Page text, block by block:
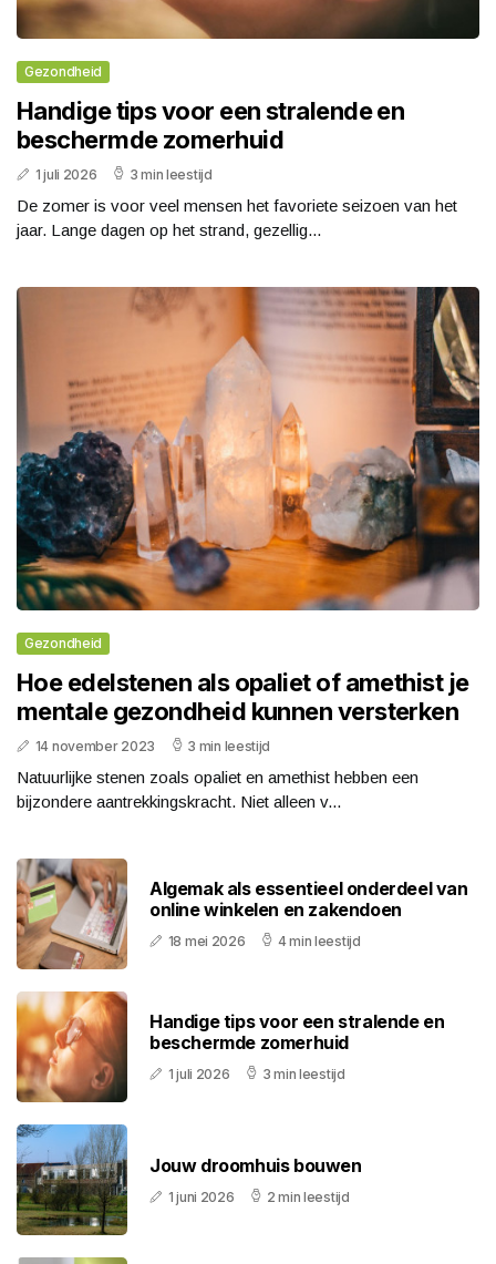
Gezondheid
Handige tips voor een stralende en
beschermde zomerhuid
1 juli 2026 3 min leestijd
De zomer is voor veel mensen het favoriete seizoen van het
jaar. Lange dagen op het strand, gezellig...
Gezondheid
Hoe edelstenen als opaliet of amethist je
mentale gezondheid kunnen versterken
14 november 2023 3 min leestijd
Natuurlijke stenen zoals opaliet en amethist hebben een
bijzondere aantrekkingskracht. Niet alleen v...
Algemak als essentieel onderdeel van
online winkelen en zakendoen
18 mei 2026 4 min leestijd
Handige tips voor een stralende en
beschermde zomerhuid
1 juli 2026 3 min leestijd
Jouw droomhuis bouwen
1 juni 2026 2 min leestijd